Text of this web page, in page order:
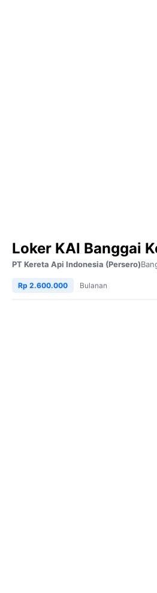
Loker KAI Banggai
PT Kereta Api Indonesia (Persero)
Rp 2.600.000 Bulanan